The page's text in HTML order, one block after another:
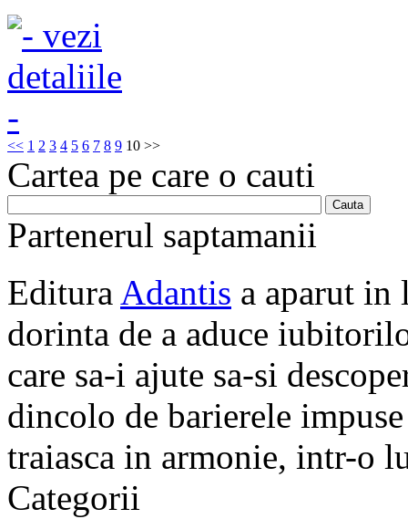
<< 1 2 3 4 5 6 7 8 9 10 >>
Cartea pe care o cauti
Partenerul saptamanii
Editura Adantis a aparut in
dorinta de a aduce
care sa-i ajute sa-si
dincolo de barierele
traiasca in armonie, intr-o
Categorii